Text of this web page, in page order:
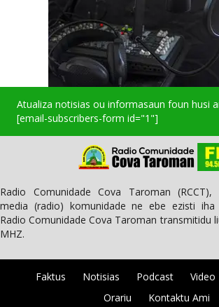
Atualiza notisias ou informasaun foun husi
[email-subscribers-form id="1"]
Radio Comunidade Cova Taroman (RCCT),
media (radio) komunidade ne ebe ezisti iha
Radio Comunidade Cova Taroman transmitidu
MHZ.
Faktus Notisias Podcast Video
Orariu
Kontaktu Ami